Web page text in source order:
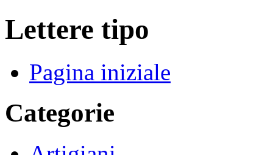
Lettere tipo
Pagina iniziale
Categorie